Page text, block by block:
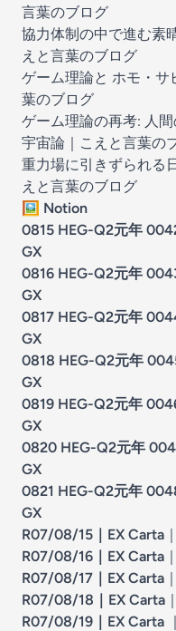
言葉のブログ
協力体制の中で進む素
えと言葉のブログ
ゲーム理論と ホモ・サ
葉のブログ
ゲーム理論の再考: 人
宇宙論 ｜ こえと言葉の
重力場に引きずられる
えと言葉のブログ
🖼️ Notion
0815 HEG-Q2元年
GX
0816 HEG-Q2元年
GX
0817 HEG-Q2元年
GX
0818 HEG-Q2元年
GX
0819 HEG-Q2元年
GX
0820 HEG-Q2元年
GX
0821 HEG-Q2元年
GX
R07/08/15｜EX Carta ｜
R07/08/16｜EX Carta ｜
R07/08/17｜EX Carta ｜
R07/08/18｜EX Carta ｜
R07/08/19｜EX Carta ｜